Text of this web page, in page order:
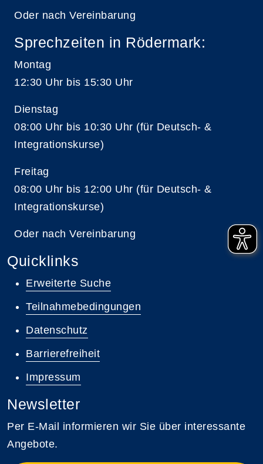
Oder nach Vereinbarung
Sprechzeiten in Rödermark:
Montag
12:30 Uhr bis 15:30 Uhr
Dienstag
08:00 Uhr bis 10:30 Uhr (für Deutsch- &
Integrationskurse)
Freitag
08:00 Uhr bis 12:00 Uhr (für Deutsch- &
Integrationskurse)
Oder nach Vereinbarung
Quicklinks
Erweiterte Suche
Teilnahmebedingungen
Datenschutz
Barrierefreiheit
Impressum
Newsletter
Per E-Mail informieren wir Sie über interessante
Angebote.